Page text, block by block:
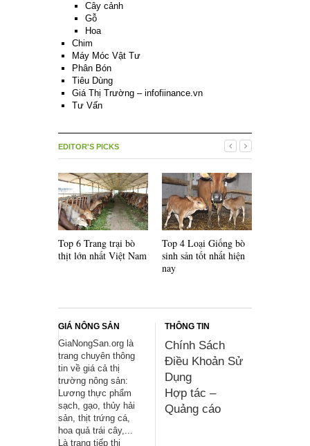
Cây cảnh
Gỗ
Hoa
Chim
Máy Móc Vật Tư
Phân Bón
Tiêu Dùng
Giá Thị Trường – infofiinance.vn
Tư Vấn
EDITOR'S PICKS
Top 6 Trang trại bò
thịt lớn nhất Việt Nam
Top 4 Loại Giống bò
sinh sản tốt nhất hiện
nay
GIÁ NÔNG SẢN
GiaNongSan.org là
trang chuyên thông
tin về giá cả thị
trường nông sản:
Lương thực phẩm
sạch, gạo, thủy hải
sản, thịt trứng cá,
hoa quả trái cây,...
Là trang tiếp thị
THÔNG TIN
Chính Sách
Điều Khoản Sử
Dụng
Hợp tác –
Quảng cáo